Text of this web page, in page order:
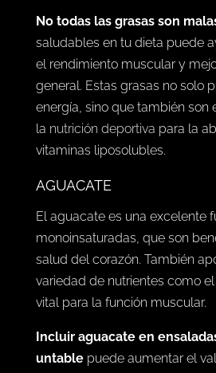
No todas las grasas son
saludables en tu dieta puede
el rendimiento muscular y
general. Estas grasas no solo
energía, sino que también son
la nutrición deportiva para la
vitaminas liposolubles.
AGUACATE
El aguacate es una excelente
monoinsaturadas, que son
salud del corazón. También
variedad de nutrientes como
vital para la función muscular.
Incluir aguacate en
untablepuede aumentar el